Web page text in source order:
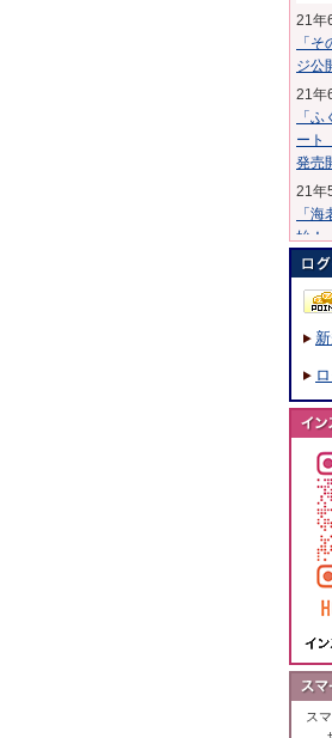
21年
「
ジ公
21年
「
ート
発売
21年
「
始！
20年
20
「穂
19
ま
19
「海
始！
18
「
18
「
始！
18
「
始！
17
「
ス